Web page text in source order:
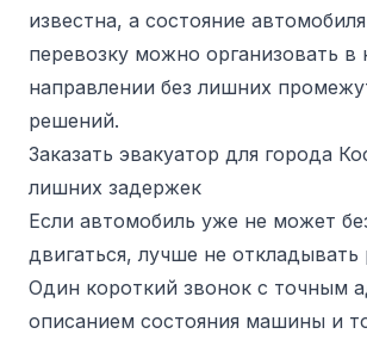
известна, а состояние
перевозку можно организовать
направлении без лишних
решений.
Заказать эвакуатор для города
лишних задержек
Если автомобиль уже не может
двигаться, лучше не
Один короткий звонок с точным
описанием состояния машины и